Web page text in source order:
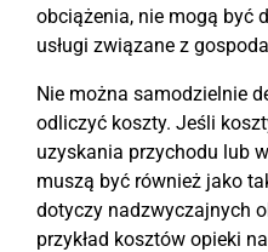
obciążenia, nie mogą być
usługi związane z
Nie można samodzielnie
odliczyć koszty. Jeśli
uzyskania przychodu lub
muszą być również jako
dotyczy nadzwyczajnych
przykład kosztów opieki